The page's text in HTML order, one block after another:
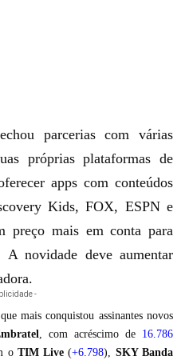
parcerias com várias
próprias plataformas de
apps com conteúdos
Kids, FOX, ESPN e
preço mais em conta para
novidade deve aumentar
-
mais conquistou assinantes novos
, com acréscimo de 16.786
o TIM Live (+6.798), SKY Banda